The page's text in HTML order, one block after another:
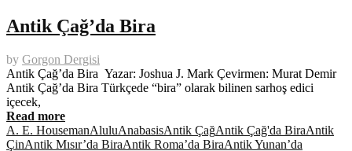
Antik Çağ’da Bira
by Gorgon Dergisi
Antik Çağ’da Bira Yazar: Joshua J. Mark Çevirmen: Murat Demir
Antik Çağ’da Bira Türkçede “bira” olarak bilinen sarhoş edici
içecek,
Read more
A. E. HousemanAluluAnabasisAntik ÇağAntik Çağ'da BiraAntik
ÇinAntik Mısır’da BiraAntik Roma’da BiraAntik Yunan’da